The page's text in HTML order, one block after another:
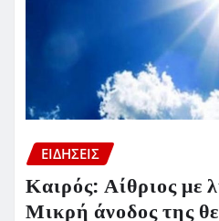
ΕΙΔΗΣΕΙΣ
Καιρός: Αίθριος με
Μικρή άνοδος της